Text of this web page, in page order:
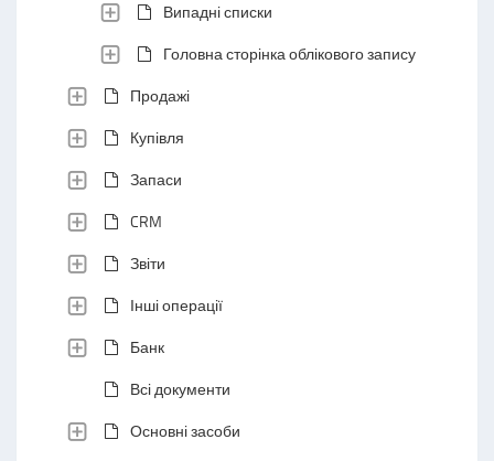
Випадні списки
Головна сторінка облікового запису
Продажі
Купівля
Запаси
CRM
Звіти
Інші операції
Банк
Всі документи
Основні засоби